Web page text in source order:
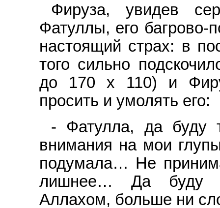
Фируза, увидев
Фатуллы, его багрово-
настоящий страх: в
того сильно
до 170 х 110) и
просить и умолять его:
- Фатулла, да буду
внимания на мои
подумала… Не
лишнее… Да буду
Аллахом, больше ни